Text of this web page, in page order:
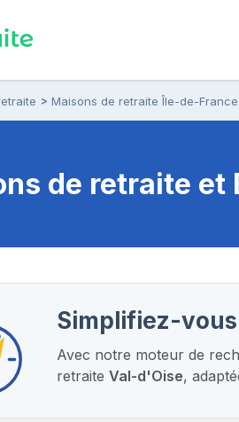
Maisons de retraite Île-de-France
de retraite et
Simplifiez-
Avec notre moteur de
retraiteVal-d'Oise,